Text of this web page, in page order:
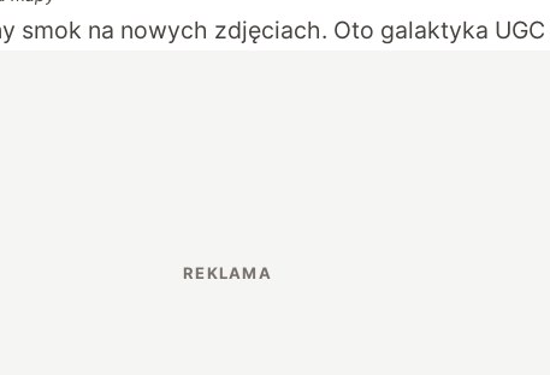
smok na nowych zdjęciach. Oto galaktyka UGC